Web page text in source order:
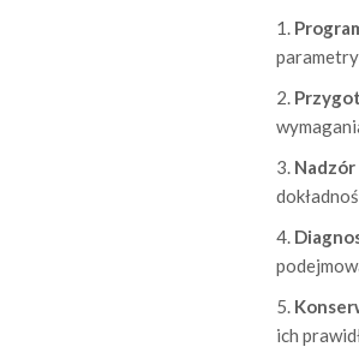
1.
2.
3. Nadzór
4.
5.
ich